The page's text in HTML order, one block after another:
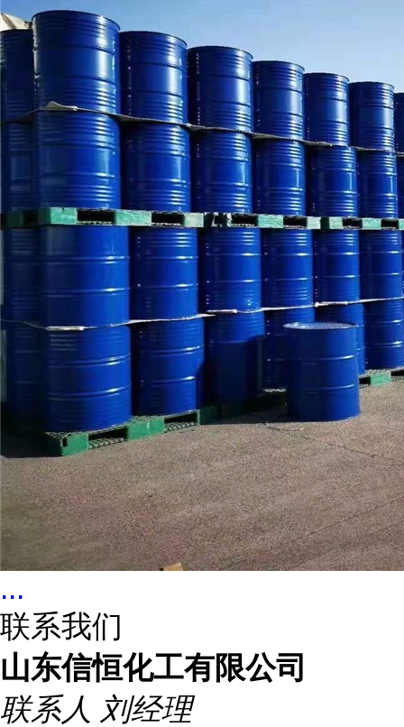
...
联系我们
山东信恒化工有限公司
联系人 刘经理